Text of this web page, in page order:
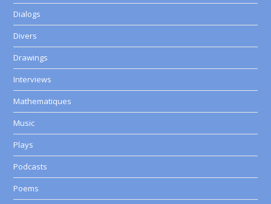
Dialogs
Divers
Drawings
Interviews
Mathematiques
Music
Plays
Podcasts
Poems